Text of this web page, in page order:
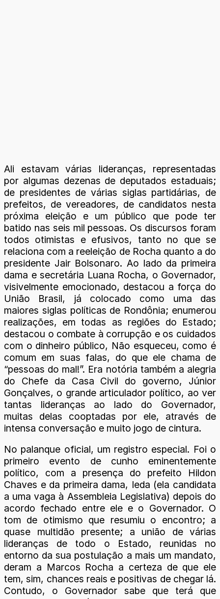
Ali estavam várias lideranças, representadas
por algumas dezenas de deputados estaduais;
de presidentes de várias siglas partidárias, de
prefeitos, de vereadores, de candidatos nesta
próxima eleição e um público que pode ter
batido nas seis mil pessoas. Os discursos foram
todos otimistas e efusivos, tanto no que se
relaciona com a reeleição de Rocha quanto a do
presidente Jair Bolsonaro. Ao lado da primeira
dama e secretária Luana Rocha, o Governador,
visivelmente emocionado, destacou a força do
União Brasil, já colocado como uma das
maiores siglas políticas de Rondônia; enumerou
realizações, em todas as regiões do Estado;
destacou o combate à corrupção e os cuidados
com o dinheiro público, Não esqueceu, como é
comum em suas falas, do que ele chama de
“pessoas do mal!”. Era notória também a alegria
do Chefe da Casa Civil do governo, Júnior
Gonçalves, o grande articulador político, ao ver
tantas lideranças ao lado do Governador,
muitas delas cooptadas por ele, através de
intensa conversação e muito jogo de cintura.
No palanque oficial, um registro especial. Foi o
primeiro evento de cunho eminentemente
político, com a presença do prefeito Hildon
Chaves e da primeira dama, Ieda (ela candidata
a uma vaga à Assembleia Legislativa) depois do
acordo fechado entre ele e o Governador. O
tom de otimismo que resumiu o encontro; a
quase multidão presente; a união de várias
lideranças de todo o Estado, reunidas no
entorno da sua postulação a mais um mandato,
deram a Marcos Rocha a certeza de que ele
tem, sim, chances reais e positivas de chegar lá.
Contudo, o Governador sabe que terá que